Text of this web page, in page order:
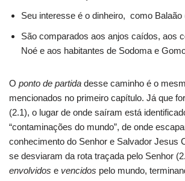
Seu interesse é o dinheiro, como Balaão
São comparados aos anjos caídos, aos
Noé e aos habitantes de Sodoma e
O ponto de partida desse caminho é o
mencionados no primeiro capítulo. Já que
(2.1), o lugar de onde saíram está
“contaminações do mundo”, de onde
conhecimento do Senhor e Salvador Jesus
se desviaram da rota traçada pelo Senhor
envolvidos e vencidos pelo mundo,